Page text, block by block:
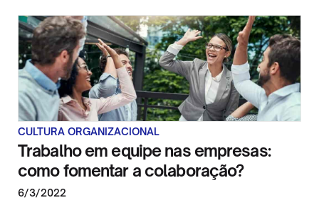
CULTURA ORGANIZACIONAL
Trabalho em equipe nas empresas:
como fomentar a colaboração?
6/3/2022